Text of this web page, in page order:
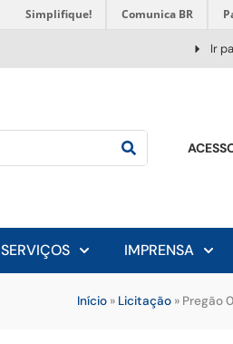
Simplifique! Comunica BR
Ir
SERVIÇOS IMPRENSA
Início» Licitação» Pregão